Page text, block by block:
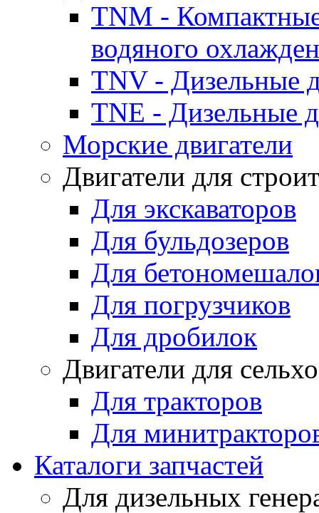
TNM -
водяного
TNV - Дизельные
TNE - Дизельные
Морские двигатели
Двигатели для
Для экскаваторов
Для бульдозеров
Для
Для погрузчиков
Для дробилок
Двигатели для
Для тракторов
Для
Каталоги запчастей
Для дизельных